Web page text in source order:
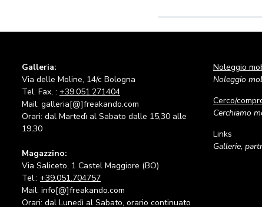
Galleria:
Via delle Moline, 14/c Bologna
Tel. Fax, : +39.051.271404
Mail: galleria[@]freakando.com
Orari: dal Martedì al Sabato dalle 15,30 alle
19,30
Magazzino:
Via Saliceto, 1 Castel Maggiore (BO)
Tel.: +39.051.704757
Mail: info[@]freakando.com
Orari: dal Lunedì al Sabato, orario continuato
Noleggio
Noleggio
Cerco/
Cerchiamo
Links
Gallerie,